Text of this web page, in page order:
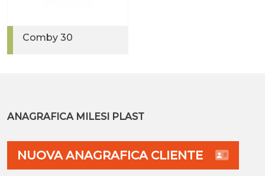
Comby 30
ANAGRAFICA MILESI PLAST
NUOVA ANAGRAFICA CLIENTE